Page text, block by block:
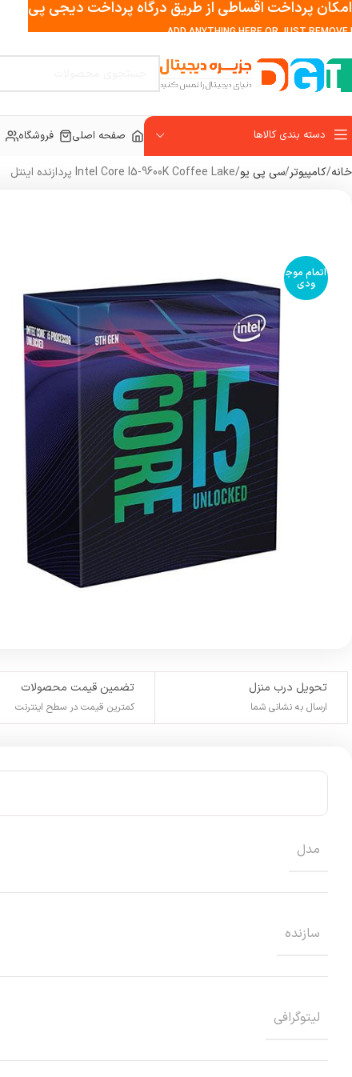
ADD ANYTHING HERE OR JUST REMOVE
دسته بندی کالاها صفحه اصلی فروشگاه
خانه کامپیوتر سی پی یو Intel Core I5-9600K Coffee Lake پردازنده اینتل
اتمام موج
ودی
تحویل درب منزل
ارسال به نشانی شما
تضمین قیمت محصولات
کمترین قیمت در سطح اینترنت
مدل
سازنده
ليتوگرافي
امکان پرداخت اقساطی از طریق درگاه پرداخت دیجی پی